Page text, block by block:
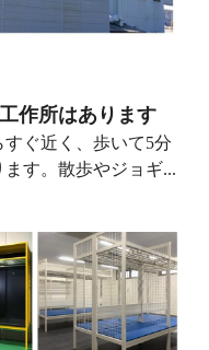
作所はあります
ぐ近く、歩いて5分
す。散歩やジョギ...